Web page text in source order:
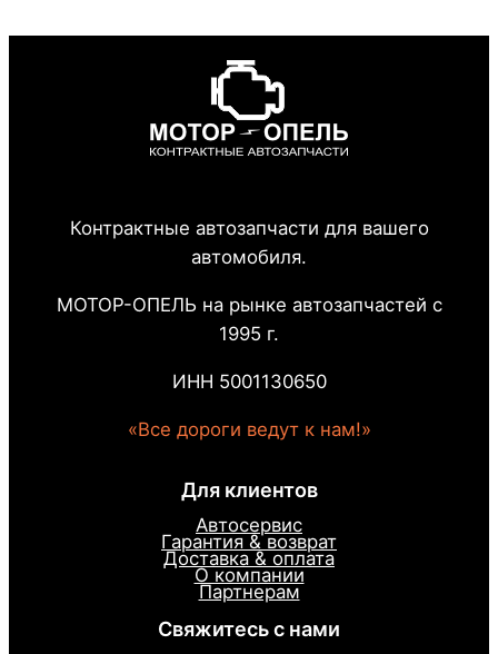
Контрактные автозапчасти для вашего
автомобиля.
МОТОР-ОПЕЛЬ на рынке автозапчастей с
1995 г.
ИНН 5001130650
«Все дороги ведут к нам!»
Для клиентов
Автосервис
Гарантия & возврат
Доставка & оплата
О компании
Партнерам
Свяжитесь с нами